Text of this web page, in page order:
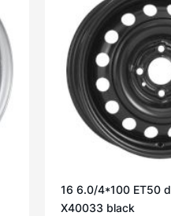
16 6.0/4*100 ET50
X40033 black